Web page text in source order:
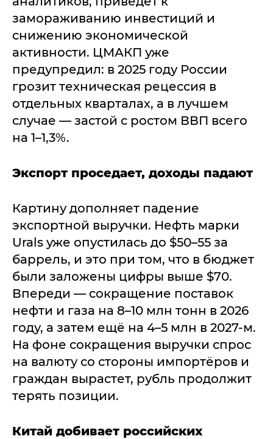
замораживанию инвестиций и
снижению экономической
активности. ЦМАКП уже
предупредил: в 2025 году России
грозит техническая рецессия в
отдельных кварталах, а в лучшем
случае — застой с ростом ВВП всего
на 1–1,3%.
Экспорт проседает, доходы падают
Картину дополняет падение
экспортной выручки. Нефть марки
Urals уже опустилась до $50–55 за
баррель, и это при том, что в бюджет
были заложены цифры выше $70.
Впереди — сокращение поставок
нефти и газа на 8–10 млн тонн в 2026
году, а затем ещё на 4–5 млн в 2027-м.
На фоне сокращения выручки спрос
на валюту со стороны импортёров и
граждан вырастет, рубль продолжит
терять позиции.
Китай добивает российских